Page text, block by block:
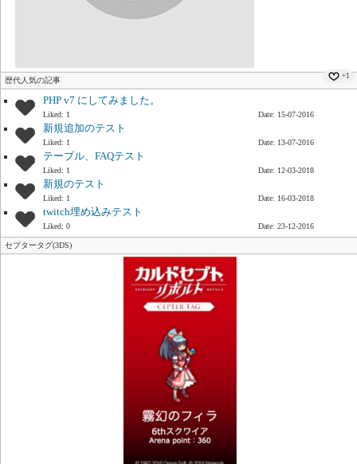
+1
歴代人気の記事
PHP v7 にしてみました。
Liked: 1 Date: 15-07-2016
新規追加のテスト
Liked: 1 Date: 13-07-2016
テーブル、FAQテスト
Liked: 1 Date: 12-03-2018
新規のテスト
Liked: 1 Date: 16-03-2018
twitch埋め込みテスト
Liked: 0 Date: 23-12-2016
セプタータグ(3DS)